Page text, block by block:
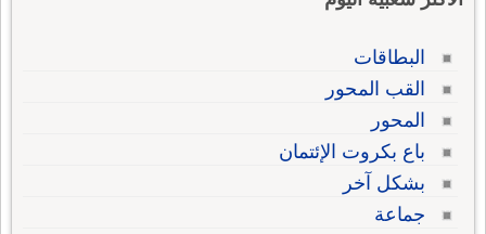
البطاقات
القب المحور
المحور
باع بكروت الإئتمان
بشكل آخر
جماعة